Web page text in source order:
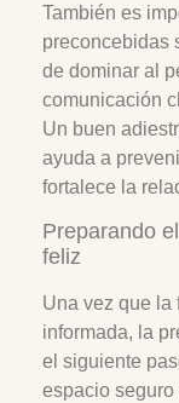
También es
preconcebidas
de dominar al
comunicación
Un buen
ayuda a
fortalece la
Preparando
feliz
Una vez que la
informada, la
el siguiente
espacio seguro